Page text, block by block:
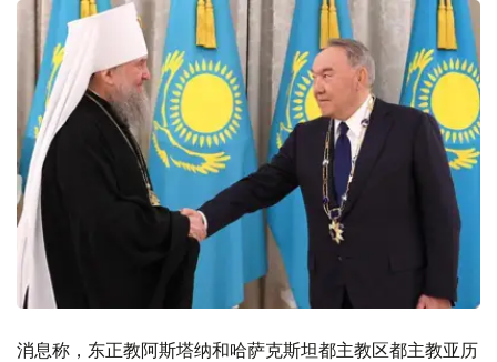
消息称，东正教阿斯塔纳和哈萨克斯坦都主教区都主教亚历